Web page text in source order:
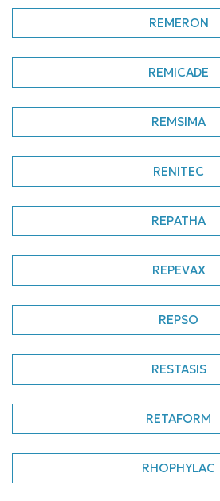
REMERON
REMICADE
REMSIMA
RENITEC
REPATHA
REPEVAX
REPSO
RESTASIS
RETAFORM
RHOPHYLAC